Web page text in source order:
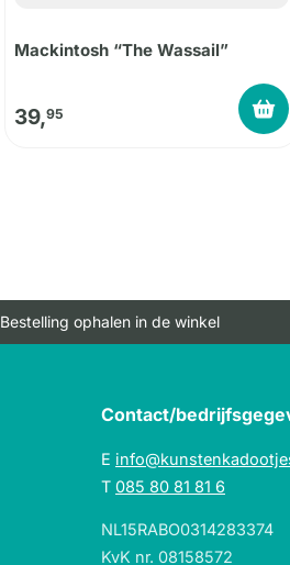
Mackintosh “The Wassail”
39,95
Bestelling ophalen in de winkel
Contact/
E
T 085 80 81 81 6
NL15RABO0314283374
KvK nr. 08158572